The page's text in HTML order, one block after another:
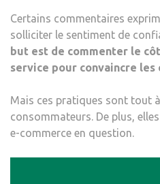
Certains commentaires
solliciter le sentiment de
but est de commenter le
service pour convaincre les
Mais ces pratiques sont tout
consommateurs. De plus,
e-commerce en question.